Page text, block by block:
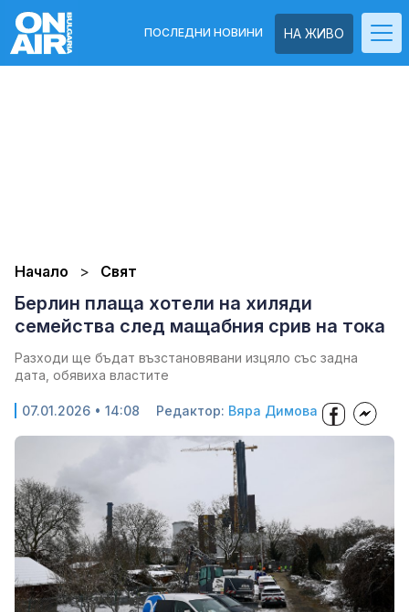
НА ЖИВО
ПОСЛЕДНИ НОВИНИ
Начало Свят
Берлин плаща хотели на хиляди
семейства след мащабния срив на тока
Рaзxoди щe бъдaт възcтaнoвявaни изцялo cъc зaднa
дaтa, обявиха властите
07.01.2026 • 14:08 Редактор: Вяра Димова